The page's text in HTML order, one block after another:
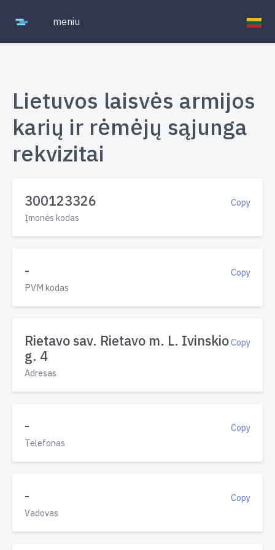
meniu
Lietuvos laisvės armijos
karių ir rėmėjų sąjunga
rekvizitai
Copy
300123326
Įmonės kodas
Copy
-
PVM kodas
Copy
Rietavo sav. Rietavo m. L. Ivinskio
g. 4
Adresas
Copy
-
Telefonas
Copy
-
Vadovas